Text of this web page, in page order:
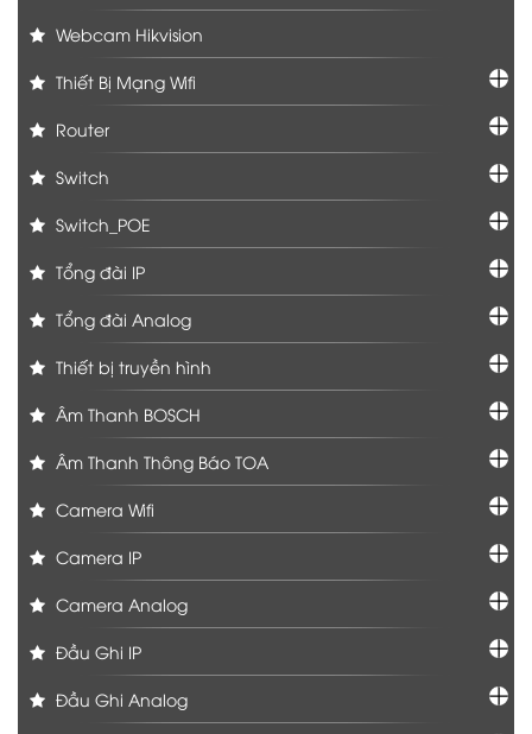
Webcam Hikvision
Thiết Bị Mạng Wifi
Router
Switch
Switch_POE
Tổng đài IP
Tổng đài Analog
Thiết bị truyền hình
Âm Thanh BOSCH
Âm Thanh Thông Báo TOA
Camera Wifi
Camera IP
Camera Analog
Đầu Ghi IP
Đầu Ghi Analog